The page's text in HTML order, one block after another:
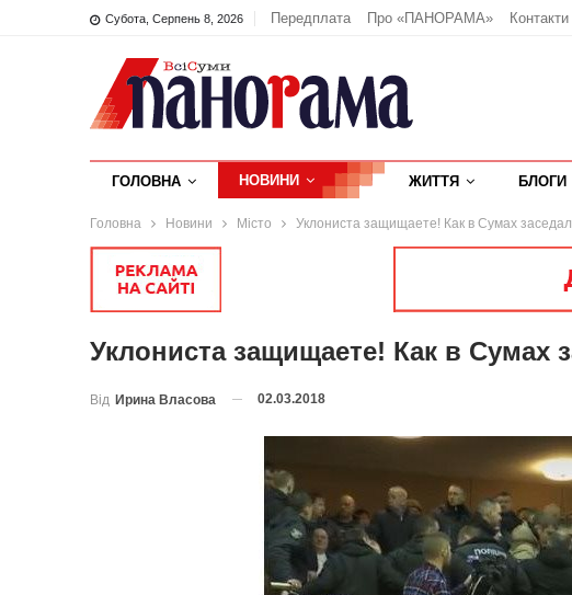
Субота, Серпень 8, 2026 Передплата Про «ПАНОРАМА» Контакти
ГОЛОВНА НОВИНИ ЖИТТЯ БЛОГИ
Головна Новини Місто Уклониста защищаете! Как в Сумах
Уклониста защищаете! Как в Сумах
Від Ирина Власова 02.03.2018